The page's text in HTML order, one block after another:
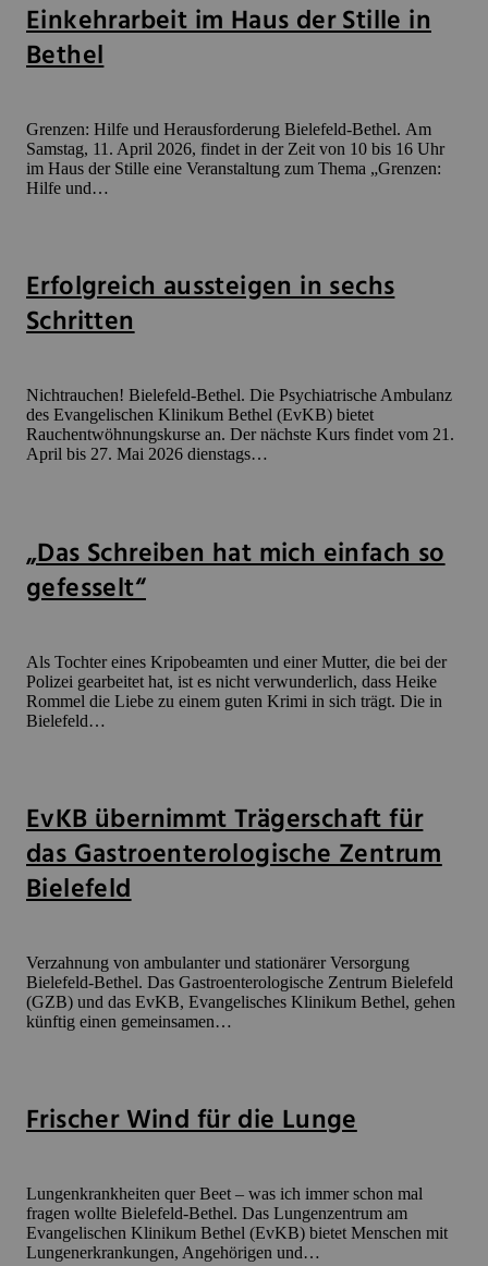
Einkehrarbeit im Haus der Stille in
Bethel
Grenzen: Hilfe und Herausforderung Bielefeld-Bethel. Am
Samstag, 11. April 2026, findet in der Zeit von 10 bis 16 Uhr
im Haus der Stille eine Veranstaltung zum Thema „Grenzen:
Hilfe und…
Erfolgreich aussteigen in sechs
Schritten
Nichtrauchen! Bielefeld-Bethel. Die Psychiatrische Ambulanz
des Evangelischen Klinikum Bethel (EvKB) bietet
Rauchentwöhnungskurse an. Der nächste Kurs findet vom 21.
April bis 27. Mai 2026 dienstags…
„Das Schreiben hat mich einfach so
gefesselt“
Als Tochter eines Kripobeamten und einer Mutter, die bei der
Polizei gearbeitet hat, ist es nicht verwunderlich, dass Heike
Rommel die Liebe zu einem guten Krimi in sich trägt. Die in
Bielefeld…
EvKB übernimmt Trägerschaft für
das Gastroenterologische Zentrum
Bielefeld
Verzahnung von ambulanter und stationärer Versorgung
Bielefeld-Bethel. Das Gastroenterologische Zentrum Bielefeld
(GZB) und das EvKB, Evangelisches Klinikum Bethel, gehen
künftig einen gemeinsamen…
Frischer Wind für die Lunge
Lungenkrankheiten quer Beet – was ich immer schon mal
fragen wollte Bielefeld-Bethel. Das Lungenzentrum am
Evangelischen Klinikum Bethel (EvKB) bietet Menschen mit
Lungenerkrankungen, Angehörigen und…